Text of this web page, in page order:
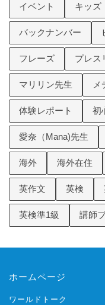
イベント キッズ
バックナンバー
フレーズ プレス
マリリン先生
体験レポート 初
愛奈（Mana)先生
海外 海外在住
英作文 英検
英検準1級 講師
ホームページ
ワールドトーク